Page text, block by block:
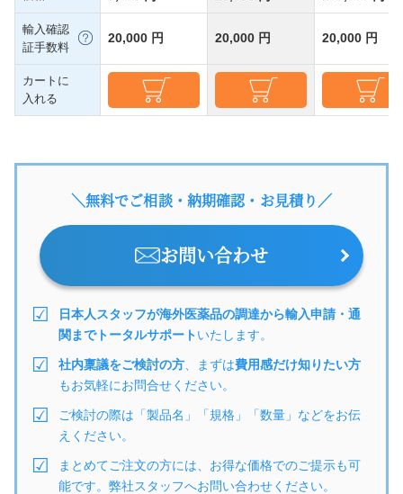
輸入確認
証手数料
20,000 円 20,000 円 20,000 円
カートに
入れる
＼無料でご相談・納期確認・お見積り／
お問い合わせ
日本人スタッフが海外医薬品の調達から輸入申請・通
関までトータルサポートいたします。
社内稟議をご検討の方 、まずは費用感だけ知りたい方
もお気軽にお問合せください。
ご検討の際は「製品名」「規格」「数量」などをお伝
えください。
まとめてご注文の方には、お得な価格でのご提示も可
能です。弊社スタッフへお問い合わせください。